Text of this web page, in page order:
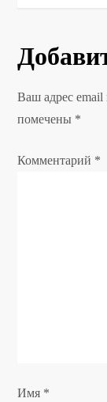
г
а
ц
и
п
Ваш адрес email
помечены *
Комментарий *
Имя *